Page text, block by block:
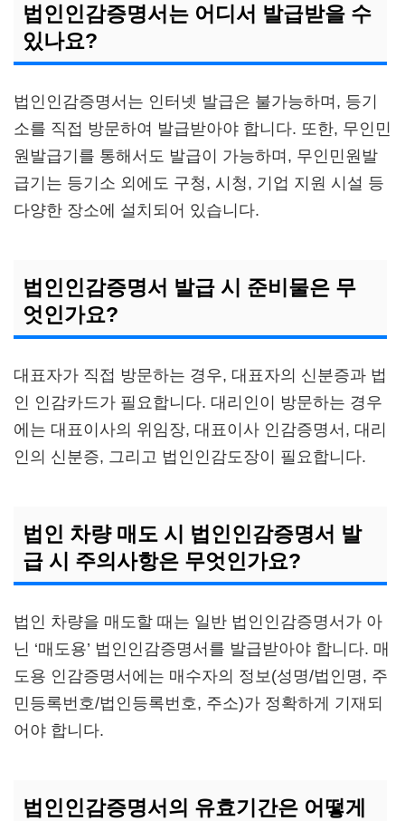
법인인감증명서는 어디서 발급받을 수
있나요?
법인인감증명서는 인터넷 발급은 불가능하며, 등기
소를 직접 방문하여 발급받아야 합니다. 또한, 무인민
원발급기를 통해서도 발급이 가능하며, 무인민원발
급기는 등기소 외에도 구청, 시청, 기업 지원 시설 등
다양한 장소에 설치되어 있습니다.
법인인감증명서 발급 시 준비물은 무
엇인가요?
대표자가 직접 방문하는 경우, 대표자의 신분증과 법
인 인감카드가 필요합니다. 대리인이 방문하는 경우
에는 대표이사의 위임장, 대표이사 인감증명서, 대리
인의 신분증, 그리고 법인인감도장이 필요합니다.
법인 차량 매도 시 법인인감증명서 발
급 시 주의사항은 무엇인가요?
법인 차량을 매도할 때는 일반 법인인감증명서가 아
닌 ‘매도용’ 법인인감증명서를 발급받아야 합니다. 매
도용 인감증명서에는 매수자의 정보(성명/법인명, 주
민등록번호/법인등록번호, 주소)가 정확하게 기재되
어야 합니다.
법인인감증명서의 유효기간은 어떻게